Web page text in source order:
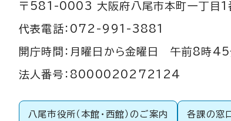
〒581-0003 大阪府八尾市本町一丁目1
代表電話：072-991-3881
開庁時間：月曜日から金曜日 午前8時45
法人番号：8000020272124
八尾市役所（本館・西館）のご案内 各課の窓